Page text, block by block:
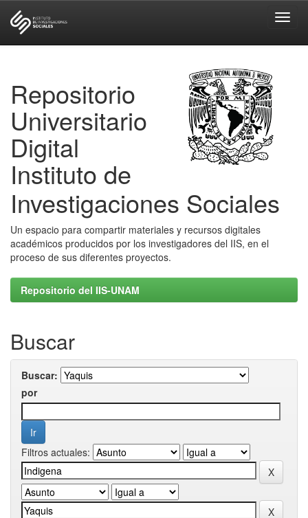
Repositorio
Universitario
Digital
Instituto de
Investigaciones Sociales
Un espacio para compartir materiales y recursos digitales
académicos producidos por los investigadores del IIS, en el
proceso de sus diferentes proyectos.
Repositorio del IIS-UNAM
Buscar
Buscar:
por
Filtros actuales: